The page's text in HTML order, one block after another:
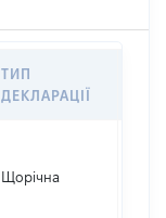
ТИП
ДЕКЛАРАЦІЇ
Щорічна